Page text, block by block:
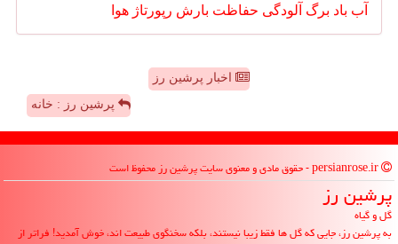
آب باد برگ آلودگی حفاظت بارش رپورتاژ هوا
اخبار پرشین رز
پرشین رز : خانه
پرشین رز
گل و گیاه
به پرشین رز، جایی که گل ها فقط زیبا نیستند، بلکه سخنگوی طبیعت اند، خوش آمدید! فراتر از